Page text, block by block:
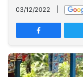
Network
PT
TREETAN
INDONESIA
03/12/2022